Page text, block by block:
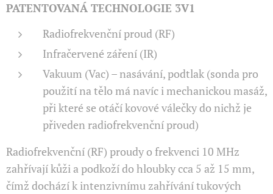
PATENTOVANÁ TECHNOLOGIE 3V1
Radiofrekvenční proud (RF)
Infračervené záření (IR)
Vakuum (Vac) – nasávání, podtlak (sonda pro
použití na tělo má navíc i mechanickou masáž,
při které se otáčí kovové válečky do nichž je
přiveden radiofrekvenční proud)
Radiofrekvenční (RF) proudy o frekvenci 10 MHz
zahřívají kůži a podkoží do hloubky cca 5 až 15 mm,
čímž dochází k intenzivnímu zahřívání tukových